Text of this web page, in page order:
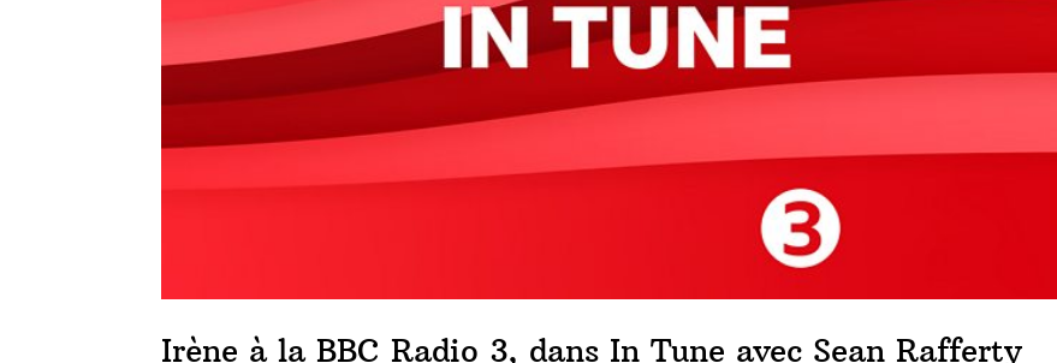
Irène à la BBC Radio 3, dans In Tune avec Sean Rafferty